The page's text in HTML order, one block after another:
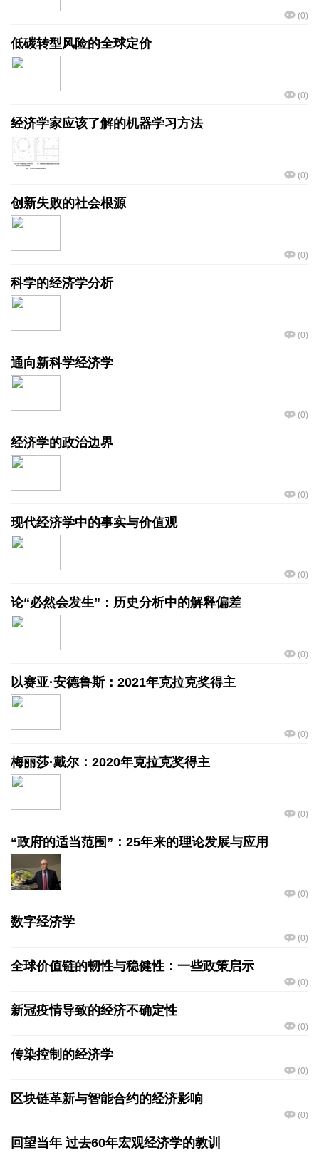
(0)
低碳转型风险的全球定价
(0)
经济学家应该了解的机器学习方法
(0)
创新失败的社会根源
(0)
科学的经济学分析
(0)
通向新科学经济学
(0)
经济学的政治边界
(0)
现代经济学中的事实与价值观
(0)
论“必然会发生”：历史分析中的解释偏差
(0)
以赛亚·安德鲁斯：2021年克拉克奖得主
(0)
梅丽莎·戴尔：2020年克拉克奖得主
(0)
“政府的适当范围”：25年来的理论发展与应用
(0)
数字经济学
(0)
全球价值链的韧性与稳健性：一些政策启示
(0)
新冠疫情导致的经济不确定性
(0)
传染控制的经济学
(0)
区块链革新与智能合约的经济影响
(0)
回望当年 过去60年宏观经济学的教训